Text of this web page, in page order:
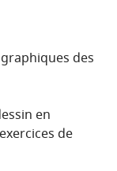
des
en
de